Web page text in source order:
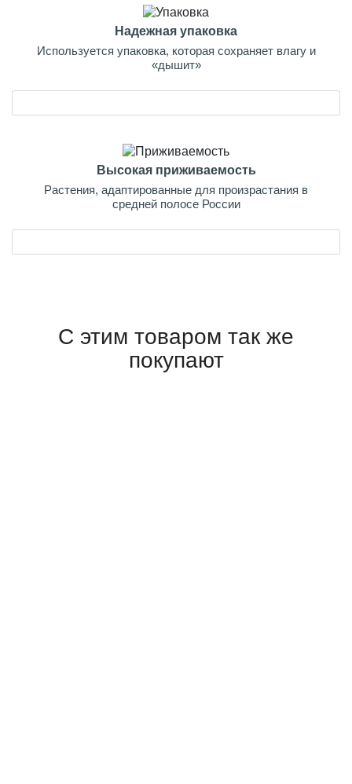
Надежная упаковка
Используется упаковка, которая сохраняет влагу и
«дышит»
Высокая приживаемость
Растения, адаптированные для произрастания в
средней полосе России
С этим товаром так же
покупают